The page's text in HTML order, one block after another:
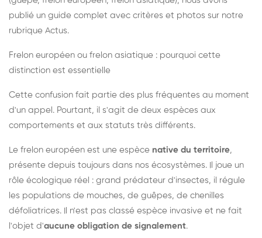
publié un guide complet avec critères et photos sur notre
rubrique Actus.
Frelon européen ou frelon asiatique : pourquoi cette
distinction est essentielle
Cette confusion fait partie des plus fréquentes au moment
d'un appel. Pourtant, il s'agit de deux espèces aux
comportements et aux statuts très différents.
Le frelon européen est une espèce native du territoire,
présente depuis toujours dans nos écosystèmes. Il joue un
rôle écologique réel : grand prédateur d'insectes, il régule
les populations de mouches, de guêpes, de chenilles
défoliatrices. Il n'est pas classé espèce invasive et ne fait
l'objet d'aucune obligation de signalement.